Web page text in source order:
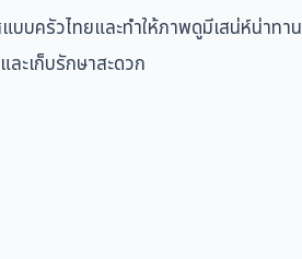
บครัวไทยและทำให้ภาพดูมีเสน่ห์น่าทาน
ะเก็บรักษาสะดวก